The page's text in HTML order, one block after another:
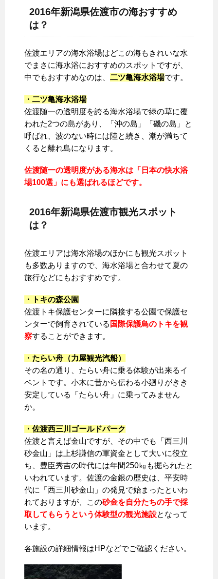
2016年新潟県佐渡市の海おすすめ
は？
佐渡エリアの海水浴場はどこの海もきれいな水
でまさに海水浴におすすめのスポットですが、
中でもおすすめなのは、 二ツ亀海水浴場です。
・二ツ亀海水浴場
佐渡随一の透明度を誇る海水浴場で緑の草に覆
われた2つの島があり、「沖の島」「磯の島」と
呼ばれ、波のない時には陸と続き、潮が満ちて
くると離れ島になります。
佐渡随一の透明度がある海水は「日本の快水浴
場100選」にも選ばれるほどです。
2016年新潟県佐渡市観光スポット
は？
佐渡エリアは海水浴場のほかにも観光スポット
も多数ありますので、海水浴場と合わせて夏の
旅行などにもおすすめです。
・トキの森公園
佐渡トキ保護センターに隣接する公園で保護セ
ンターで飼育されている 国際保護鳥のトキを観
察することができます。
・たらい舟（力屋観光汽船）
その名の通り、たらい舟に乗る体験が出来るイ
ベントです。小木に昔から伝わる小廻りがきき
安定している「たらい舟」に乗ってみません
か。
・佐渡西三川ゴールドパーク
佐渡と言えば金山ですが、その中でも「西三川
砂金山」は上杉謙信の軍資金として大いに役立
ち、豊臣秀吉の時代には年間250㎏も掘られたと
いわれています。佐渡の金銀の歴史は、平安時
代に「西三川砂金山」の発見で始まったといわ
れておりますが、この砂金を自分たちの手で採
取してもらうという体験型の観光施設となって
います。
各施設の詳細情報はHPなどでご確認ください。